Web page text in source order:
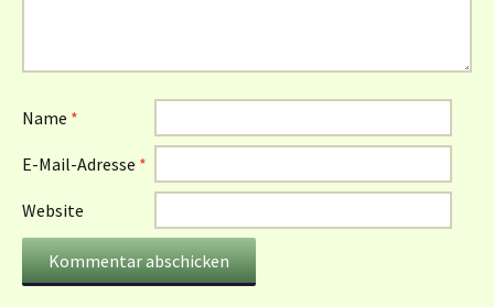
Name *
E-Mail-Adresse *
Website